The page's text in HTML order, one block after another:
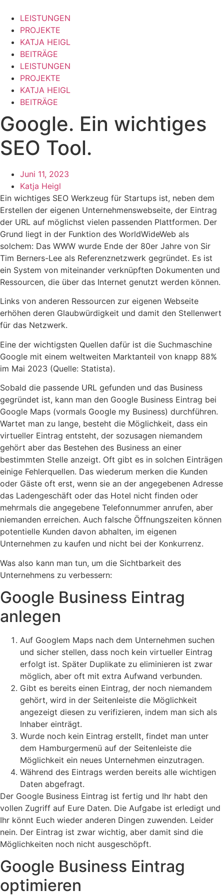
Inhalt
springen
LEISTUNGEN
PROJEKTE
KATJA HEIGL
BEITRÄGE
LEISTUNGEN
PROJEKTE
KATJA HEIGL
BEITRÄGE
Google. Ein wichtiges
SEO Tool.
Juni 11, 2023
Katja Heigl
Ein wichtiges SEO Werkzeug für Startups ist, neben dem
Erstellen der eigenen Unternehmenswebseite, der Eintrag
der URL auf möglichst vielen passenden Plattformen. Der
Grund liegt in der Funktion des WorldWideWeb als
solchem: Das WWW wurde Ende der 80er Jahre von Sir
Tim Berners-Lee als Referenznetzwerk gegründet. Es ist
ein System von miteinander verknüpften Dokumenten und
Ressourcen, die über das Internet genutzt werden können.
Links von anderen Ressourcen zur eigenen Webseite
erhöhen deren Glaubwürdigkeit und damit den Stellenwert
für das Netzwerk.
Eine der wichtigsten Quellen dafür ist die Suchmaschine
Google mit einem weltweiten Marktanteil von knapp 88%
im Mai 2023 (Quelle: Statista).
Sobald die passende URL gefunden und das Business
gegründet ist, kann man den Google Business Eintrag bei
Google Maps (vormals Google my Business) durchführen.
Wartet man zu lange, besteht die Möglichkeit, dass ein
virtueller Eintrag entsteht, der sozusagen niemandem
gehört aber das Bestehen des Business an einer
bestimmten Stelle anzeigt. Oft gibt es in solchen Einträgen
einige Fehlerquellen. Das wiederum merken die Kunden
oder Gäste oft erst, wenn sie an der angegebenen Adresse
das Ladengeschäft oder das Hotel nicht finden oder
mehrmals die angegebene Telefonnummer anrufen, aber
niemanden erreichen. Auch falsche Öffnungszeiten können
potentielle Kunden davon abhalten, im eigenen
Unternehmen zu kaufen und nicht bei der Konkurrenz.
Was also kann man tun, um die Sichtbarkeit des
Unternehmens zu verbessern:
Google Business Eintrag
anlegen
Auf Googlem Maps nach dem Unternehmen suchen
und sicher stellen, dass noch kein virtueller Eintrag
erfolgt ist. Später Duplikate zu eliminieren ist zwar
möglich, aber oft mit extra Aufwand verbunden.
Gibt es bereits einen Eintrag, der noch niemandem
gehört, wird in der Seitenleiste die Möglichkeit
angezeigt diesen zu verifizieren, indem man sich als
Inhaber einträgt.
Wurde noch kein Eintrag erstellt, findet man unter
dem Hamburgermenü auf der Seitenleiste die
Möglichkeit ein neues Unternehmen einzutragen.
Während des Eintrags werden bereits alle wichtigen
Daten abgefragt.
Der Google Business Eintrag ist fertig und Ihr habt den
vollen Zugriff auf Eure Daten. Die Aufgabe ist erledigt und
Ihr könnt Euch wieder anderen Dingen zuwenden. Leider
nein. Der Eintrag ist zwar wichtig, aber damit sind die
Möglichkeiten noch nicht ausgeschöpft.
Google Business Eintrag
optimieren